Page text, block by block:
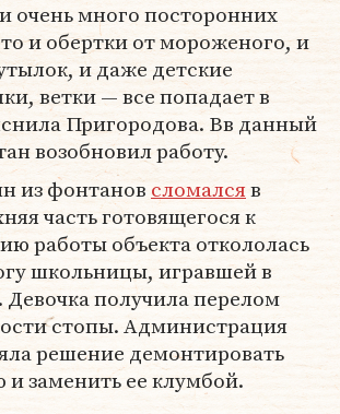
очень много посторонних
и обертки от мороженого, и
и даже детские
ветки — все попадает в
Пригородова. Вв данный
возобновил работу.
из фонтанов сломалсяв
часть готовящегося к
работы объекта откололась
школьницы, игравшей в
Девочка получила перелом
стопы. Администрация
решение демонтировать
заменить ее клумбой.